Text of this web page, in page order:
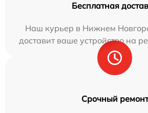
Бесплатная
Наш курьер в Нижнем
доставит ваше устройство на
Срочный ремонт